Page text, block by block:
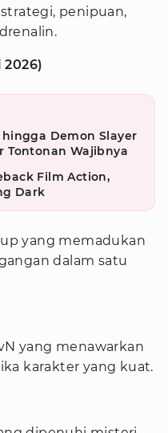
penipuan,
2026)
Demon Slayer
Tontonan Wajibnya
Film Action,
Dark
yang memadukan
dalam satu
yang menawarkan
karakter yang kuat.